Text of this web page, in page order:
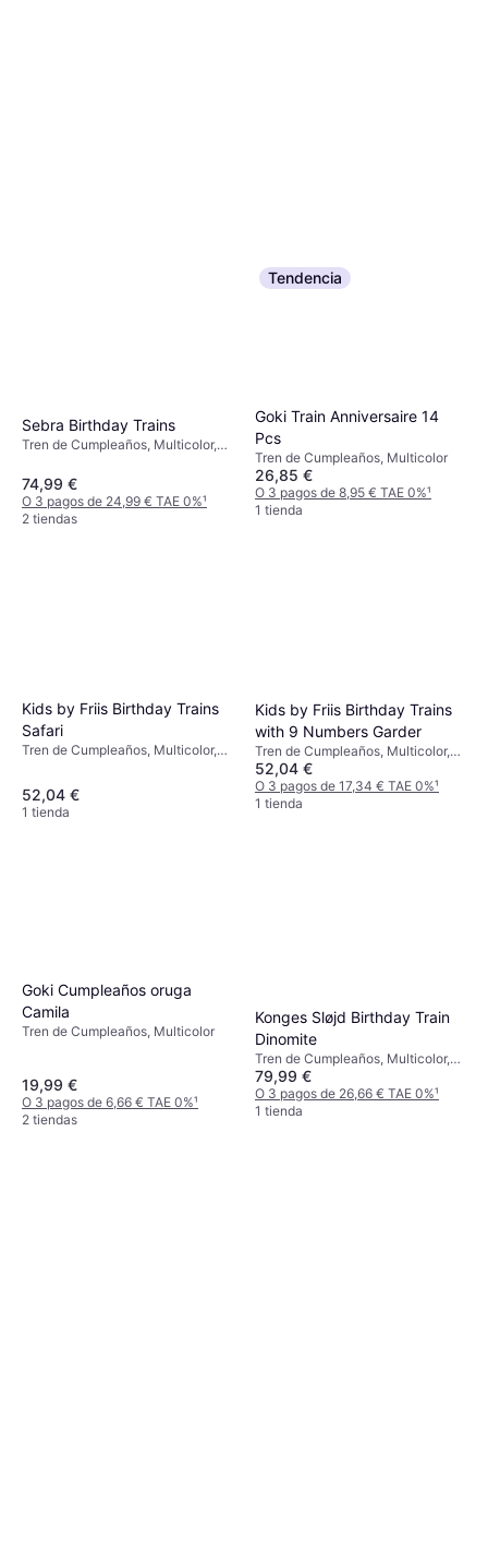
Sebra Birthday Trains
Tren de Cumpleaños, Multicolor,
74,99 €
O 3 pagos de 24,99 € TAE 0%¹
2 tiendas
Tendencia
Goki Train Anniversaire 14
Pcs
Tren de Cumpleaños, Multicolor
26,85 €
O 3 pagos de 8,95 € TAE 0%¹
1 tienda
Kids by Friis Birthday Trains
Safari
Tren de Cumpleaños, Multicolor,
52,04 €
1 tienda
Kids by Friis Birthday Trains
with 9 Numbers Garder
Tren de Cumpleaños, Multicolor,
Animal, Banderas, Números, Mar
52,04 €
O 3 pagos de 17,34 € TAE 0%¹
1 tienda
Goki Cumpleaños oruga
Camila
Tren de Cumpleaños, Multicolor
19,99 €
O 3 pagos de 6,66 € TAE 0%¹
2 tiendas
Konges Sløjd Birthday Train
Dinomite
Tren de Cumpleaños, Multicolor,
Animal
79,99 €
O 3 pagos de 26,66 € TAE 0%¹
1 tienda